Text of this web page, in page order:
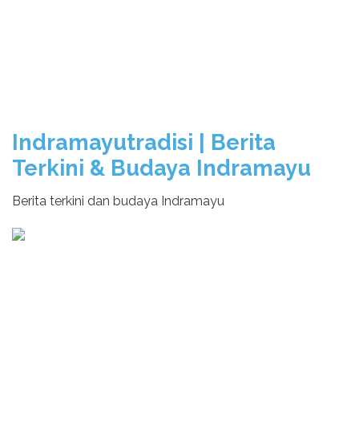
Indramayutradisi | Berita
Terkini & Budaya Indramayu
Berita terkini dan budaya Indramayu